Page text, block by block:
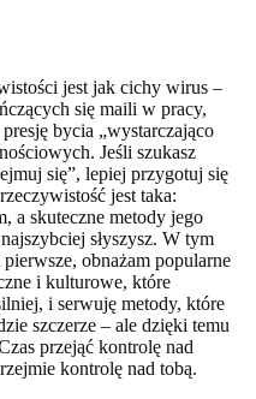
jest jak cichy wirus –
się maili w pracy,
bycia „wystarczająco
Jeśli szukasz
się”, lepiej przygotuj się
jest taka:
a skuteczne metody jego
słyszysz. W tym
obnażam popularne
i kulturowe, które
i serwuję metody, które
szczerze – ale dzięki temu
przejąć kontrolę nad
kontrolę nad tobą.